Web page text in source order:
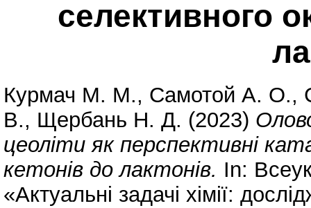
селективного
Курмач М. М., Самотой А. О.,
В., Щербань Н. Д. (2023)
цеоліти як перспективні
кетонів до лактонів. In:
«Актуальні задачі хімії: